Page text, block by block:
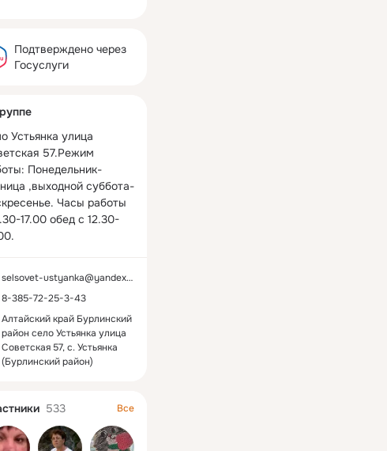
Подтверждено через
Госуслуги
Устьянка улица
57.Режим
Понедельник-
,выходной суббота-
Часы работы
17.00 обед с 12.30-
selsovet-ustyanka@yandex.ru
8-385-72-25-3-43
Алтайский край Бурлинский
район село Устьянка улица
Советская 57, с. Устьянка
(Бурлинский район)
533 Все